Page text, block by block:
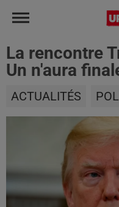
La rencontre
Un n'aura
ACTUALITÉS